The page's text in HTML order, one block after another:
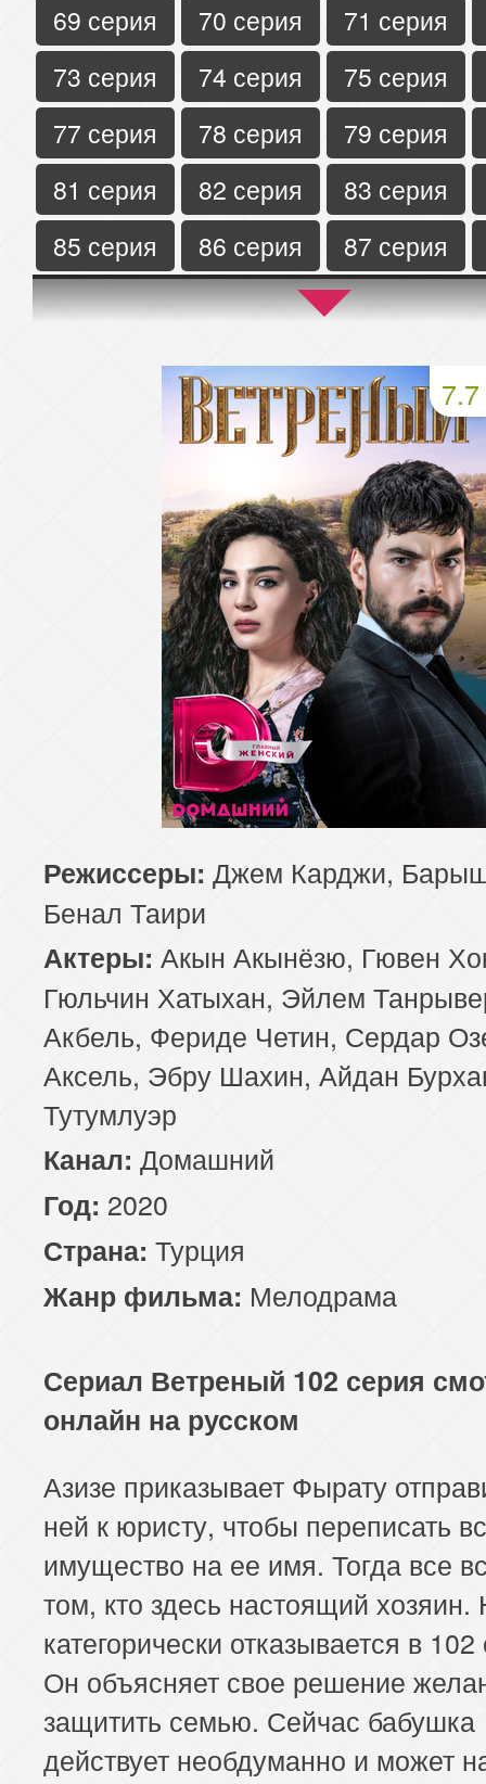
69 серия
70 серия
71 серия
73 серия
74 серия
75 серия
77 серия
78 серия
79 серия
81 серия
82 серия
83 серия
85 серия
86 серия
87 серия
89 серия
90 серия
91 серия
94 серия
95 серия
98 серия 99 серия
103 серия
105 серия
106 серия 107 серия
109 серия
110 серия 111 серия
113 серия
114 серия 115 серия
117 серия
118 серия 119 серия
121 серия
122 серия 123 серия
125 серия
126 серия
129 серия
130 серия 131 серия
133 серия
134 серия
137 серия
138 серия 139 серия
141 серия
142 серия 143 серия
7.7
Режиссеры: Джем Карджи,
Бенал Таири
Актеры: Акын Акынёзю, Гювен
Гюльчин Хатыхан, Эйлем
Акбель, Фериде Четин, Сердар
Аксель, Эбру Шахин, Айдан
Тутумлуэр
Канал: Домашний
Год: 2020
Страна: Турция
Жанр фильма: Мелодрама
Сериал Ветреный 102 серия
онлайн на русском
Азизе приказывает Фырату
ней к юристу, чтобы переписать
имущество на ее имя. Тогда все
том, кто здесь настоящий
категорически отказывается в
Он объясняет свое решение
защитить семью. Сейчас бабушка
действует необдуманно и может